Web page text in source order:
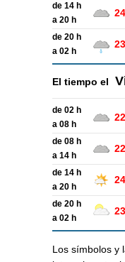
de 14 h
a 20 h
de 20 h
a 02 h
El tiempo el
de 02 h
a 08 h
de 08 h
a 14 h
de 14 h
a 20 h
de 20 h
a 02 h
Los símbolos y